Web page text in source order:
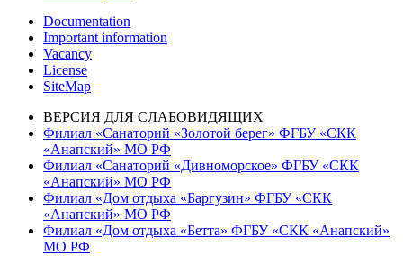
Documentation
Important information
Vacancy
License
SiteMap
ВЕРСИЯ ДЛЯ СЛАБОВИДЯЩИХ
Филиал «Санаторий «Золотой берег» ФГБУ «СКК
«Анапский» МО РФ
Филиал «Санаторий «Дивноморское» ФГБУ «СКК
«Анапский» МО РФ
Филиал «Дом отдыха «Баргузин» ФГБУ «СКК
«Анапский» МО РФ
Филиал «Дом отдыха «Бетта» ФГБУ «СКК «Анапский»
МО РФ